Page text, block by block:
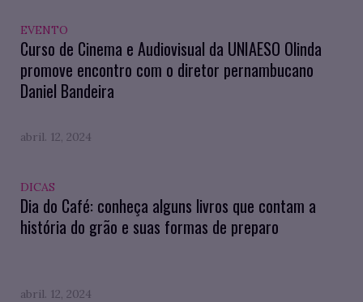
EVENTO
Curso de Cinema e Audiovisual da UNIAESO Olinda
promove encontro com o diretor pernambucano
Daniel Bandeira
abril. 12, 2024
DICAS
Dia do Café: conheça alguns livros que contam a
história do grão e suas formas de preparo
abril. 12, 2024